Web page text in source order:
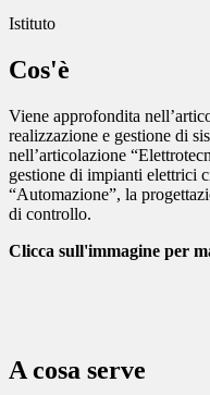
Istituto
Cos'è
Viene approfondita
realizzazione e gestione di
nell’articolazione
gestione di impianti elettrici
“Automazione”, la
di controllo.
Clicca sull'immagine per
A cosa serve